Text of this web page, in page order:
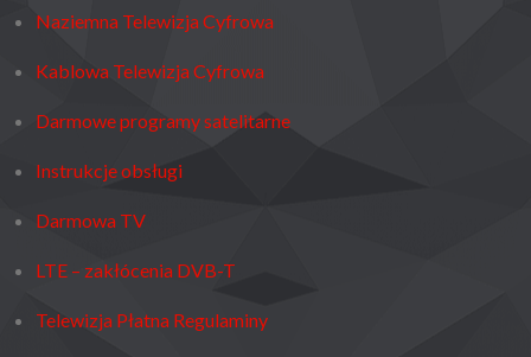
Naziemna Telewizja Cyfrowa
Kablowa Telewizja Cyfrowa
Darmowe programy satelitarne
Instrukcje obsługi
Darmowa TV
LTE – zakłócenia DVB-T
Telewizja Płatna Regulaminy